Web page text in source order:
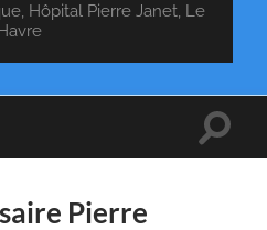
Hôpital Pierre Janet, Le
Toggle
Pierre